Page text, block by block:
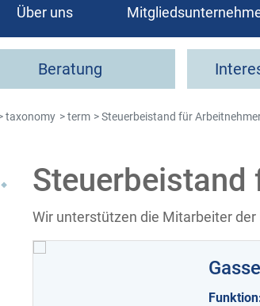
Über uns
Leitbild
Organigramm
Kontakt
Beratung
taxonomy term Steuerbeistand für
Wir unterstützen die Mitarbeiter